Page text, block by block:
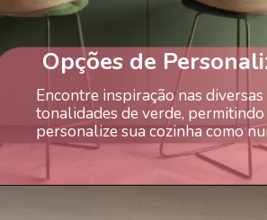
Opções de
Encontre inspiração nas diversas
tonalidades de verde,
personalize sua cozinha como